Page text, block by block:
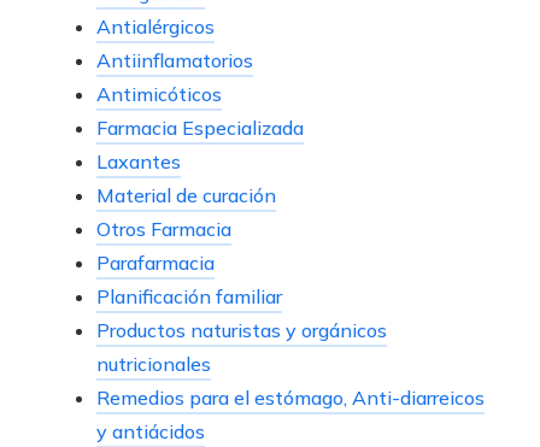
Antialérgicos
Antiinflamatorios
Antimicóticos
Farmacia Especializada
Laxantes
Material de curación
Otros Farmacia
Parafarmacia
Planificación familiar
Productos naturistas y orgánicos
nutricionales
Remedios para el estómago, Anti-diarreicos
y antiácidos